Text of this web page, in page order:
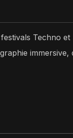
Techno et
immersive,